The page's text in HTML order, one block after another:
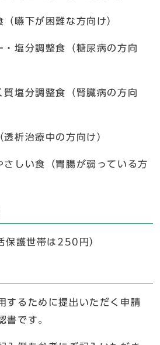
嚥下が困難な方向け）
塩分調整食（糖尿病の方向
塩分調整食（腎臓病の方向
析治療中の方向け）
しい食（胃腸が弱っている方
護世帯は250円）
するために提出いただく申請
書です。